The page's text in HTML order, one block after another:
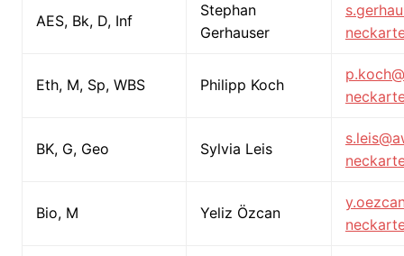
AES, Bk, D, Inf
Stephan
Gerhauser
Eth, M, Sp, WBS Philipp Koch
BK, G, Geo Sylvia Leis
Bio, M Yeliz Özcan